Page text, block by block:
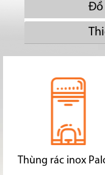
Đồ
Thùng rác inox